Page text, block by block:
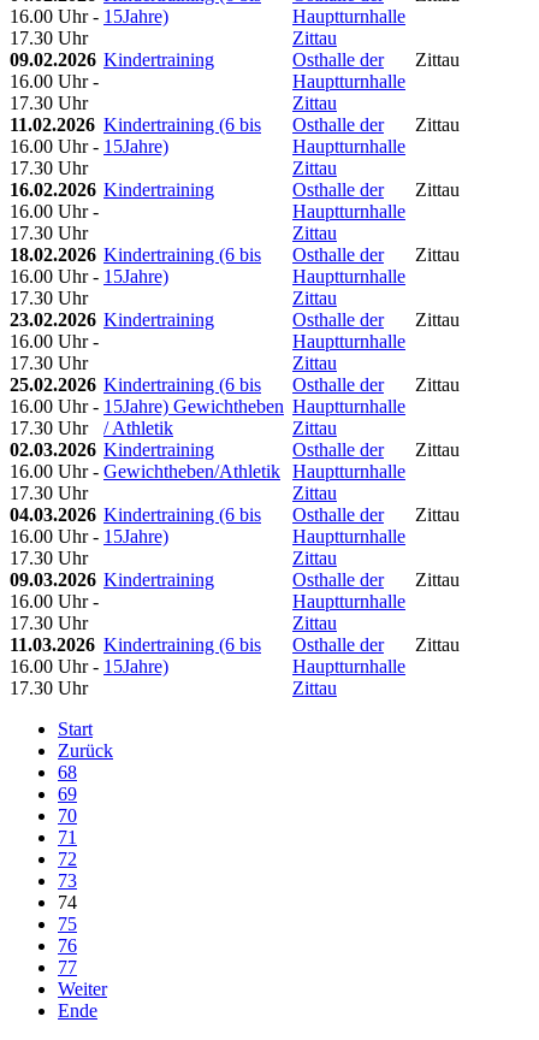
16.00 Uhr -
17.30 Uhr
15Jahre)
Hauptturnhalle
Zittau
09.02.2026
16.00 Uhr -
17.30 Uhr
Kindertraining
Osthalle der
Hauptturnhalle
Zittau
Zittau
11.02.2026
16.00 Uhr -
17.30 Uhr
Kindertraining (6 bis
15Jahre)
Osthalle der
Hauptturnhalle
Zittau
Zittau
16.02.2026
16.00 Uhr -
17.30 Uhr
Kindertraining
Osthalle der
Hauptturnhalle
Zittau
Zittau
18.02.2026
16.00 Uhr -
17.30 Uhr
Kindertraining (6 bis
15Jahre)
Osthalle der
Hauptturnhalle
Zittau
Zittau
23.02.2026
16.00 Uhr -
17.30 Uhr
Kindertraining
Osthalle der
Hauptturnhalle
Zittau
Zittau
25.02.2026
16.00 Uhr -
17.30 Uhr
Kindertraining (6 bis
15Jahre) Gewichtheben
/ Athletik
Osthalle der
Hauptturnhalle
Zittau
Zittau
02.03.2026
16.00 Uhr -
17.30 Uhr
Kindertraining
Gewichtheben/Athletik
Osthalle der
Hauptturnhalle
Zittau
Zittau
04.03.2026
16.00 Uhr -
17.30 Uhr
Kindertraining (6 bis
15Jahre)
Osthalle der
Hauptturnhalle
Zittau
Zittau
09.03.2026
16.00 Uhr -
17.30 Uhr
Kindertraining
Osthalle der
Hauptturnhalle
Zittau
Zittau
11.03.2026
16.00 Uhr -
17.30 Uhr
Kindertraining (6 bis
15Jahre)
Osthalle der
Hauptturnhalle
Zittau
Zittau
Start
Zurück
68
69
70
71
72
73
74
75
76
77
Weiter
Ende